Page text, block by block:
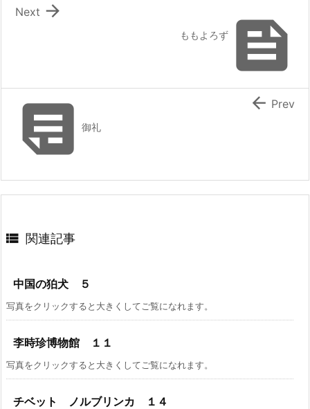

ももよろず

Next
御礼
 Prev
 関連記事
中国の狛犬 ５
写真をクリックすると大きくしてご覧になれます。
李時珍博物館 １１
写真をクリックすると大きくしてご覧になれます。
チベット ノルブリンカ １４